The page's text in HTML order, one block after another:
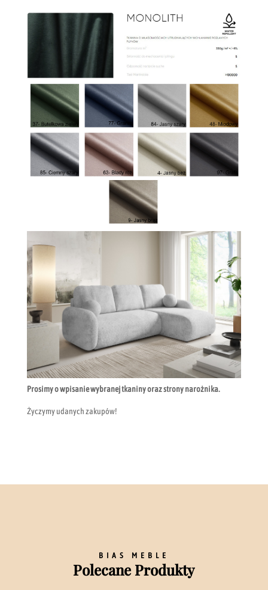
Prosimy o wpisanie wybranej tkaniny oraz strony narożnika.
Życzymy udanych zakupów!
BIAS MEBLE
Polecane Produkty